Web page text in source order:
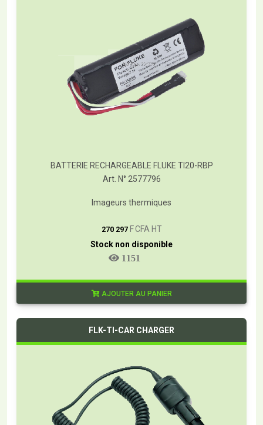
BATTERIE RECHARGEABLE FLUKE TI20-RBP
Art. N° 2577796
Imageurs thermiques
270 297 F CFA HT
Stock non disponible
1151
AJOUTER AU PANIER
FLK-TI-CAR CHARGER